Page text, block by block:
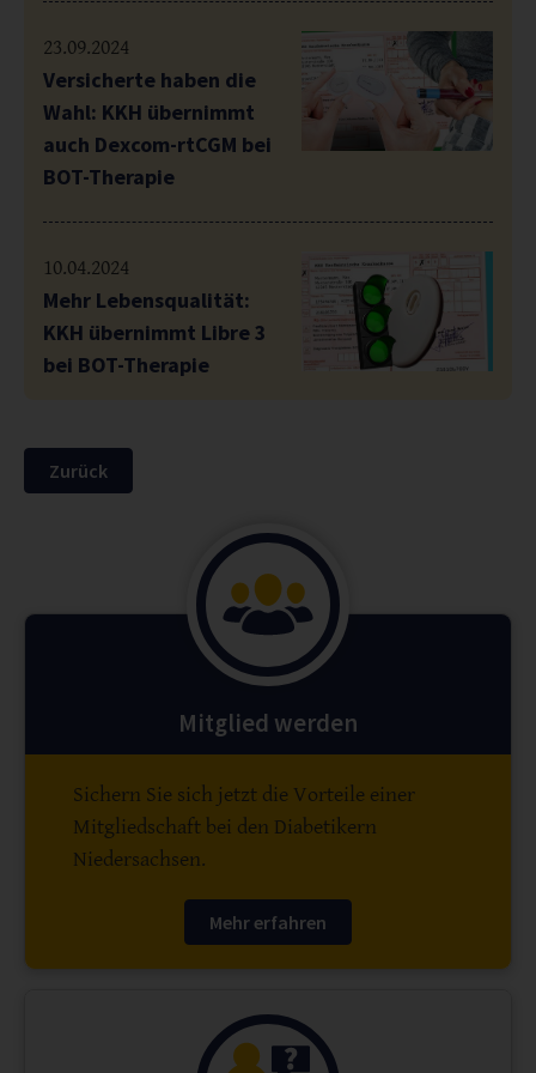
23.09.2024
Versicherte haben die
Wahl: KKH übernimmt
auch Dexcom-rtCGM bei
BOT-Therapie
10.04.2024
Mehr Lebensqualität:
KKH übernimmt Libre 3
bei BOT-Therapie
Zurück
Mitglied werden
Sichern Sie sich jetzt die Vorteile einer
Mitgliedschaft bei den Diabetikern
Niedersachsen.
Mehr erfahren